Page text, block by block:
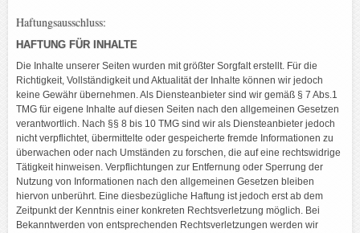
Haftungsausschluss:
HAFTUNG FÜR INHALTE
Die Inhalte unserer Seiten wurden mit größter Sorgfalt erstellt. Für die
Richtigkeit, Vollständigkeit und Aktualität der Inhalte können wir jedoch
keine Gewähr übernehmen. Als Diensteanbieter sind wir gemäß § 7 Abs.1
TMG für eigene Inhalte auf diesen Seiten nach den allgemeinen Gesetzen
verantwortlich. Nach §§ 8 bis 10 TMG sind wir als Diensteanbieter jedoch
nicht verpflichtet, übermittelte oder gespeicherte fremde Informationen zu
überwachen oder nach Umständen zu forschen, die auf eine rechtswidrige
Tätigkeit hinweisen. Verpflichtungen zur Entfernung oder Sperrung der
Nutzung von Informationen nach den allgemeinen Gesetzen bleiben
hiervon unberührt. Eine diesbezügliche Haftung ist jedoch erst ab dem
Zeitpunkt der Kenntnis einer konkreten Rechtsverletzung möglich. Bei
Bekanntwerden von entsprechenden Rechtsverletzungen werden wir